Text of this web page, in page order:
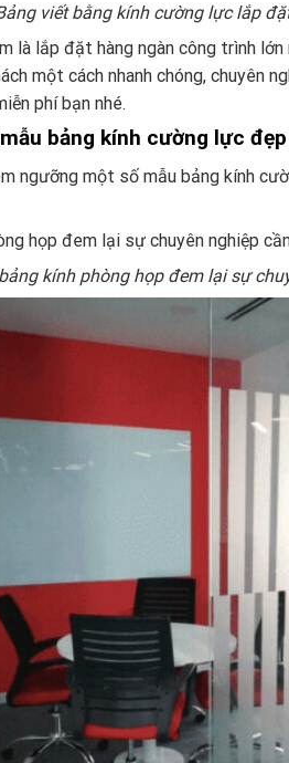
viết bằng kính cường lực lắp
là lắp đặt hàng ngàn công trình
một cách nhanh chóng, chuyên
phí bạn nhé.
bảng kính cường lực
ngưỡng một số mẫu bảng kính
kính phòng họp đem lại sự